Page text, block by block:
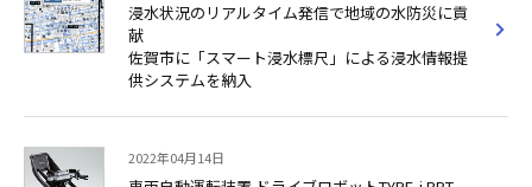
浸水状況のリアルタイム発信で地域の水防災に貢
献
佐賀市に「スマート浸水標尺」による浸水情報提
供システムを納入
2022年04月14日